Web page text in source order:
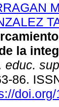
la
educ. sup
86.